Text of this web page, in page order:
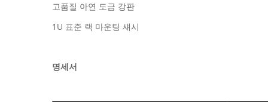
고품질 아연 도금 강판
1U 표준 랙 마운팅 섀시
명세서